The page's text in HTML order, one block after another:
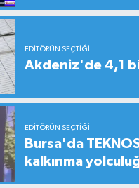
EDITÖRÜN SEÇTIĞI
Akdeniz'de 4,1
EDITÖRÜN SEÇTIĞI
Bursa'da
kalkınma